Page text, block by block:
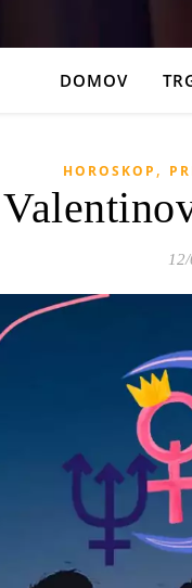
DOMOV
HOROSKOP ,